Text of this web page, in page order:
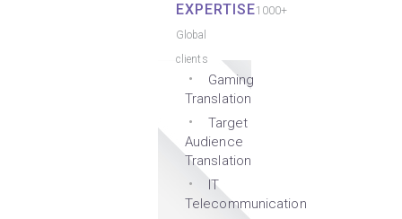
EXPERTISE1000+
Global
clients
Gaming
Translation
Target
Audience
Translation
IT
Telecommunication